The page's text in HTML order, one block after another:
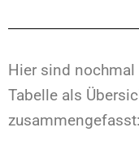
Hier sind
Tabelle als
zusammengefasst: